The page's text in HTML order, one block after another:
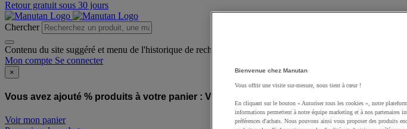
Retour gratuit sous 30 jours
Chercher
Contenu du site suggéré et menu de l'historique de recherche
Mon compte Se connecter
×
Vous avez ajouté % produits à votre panier : Vous avez ajouté un produit à votre panier :
Voir mon panier
Bienvenue chez Manutan
Vous offrir une visite sur-mesure, nous tient à cœur !
En cliquant sur le bouton « Autoriser tous les cookies », notre
informations permettent à notre équipe marketing et à nos partenaires
préférences d'achats. Nous pouvons ainsi vous proposer des produits